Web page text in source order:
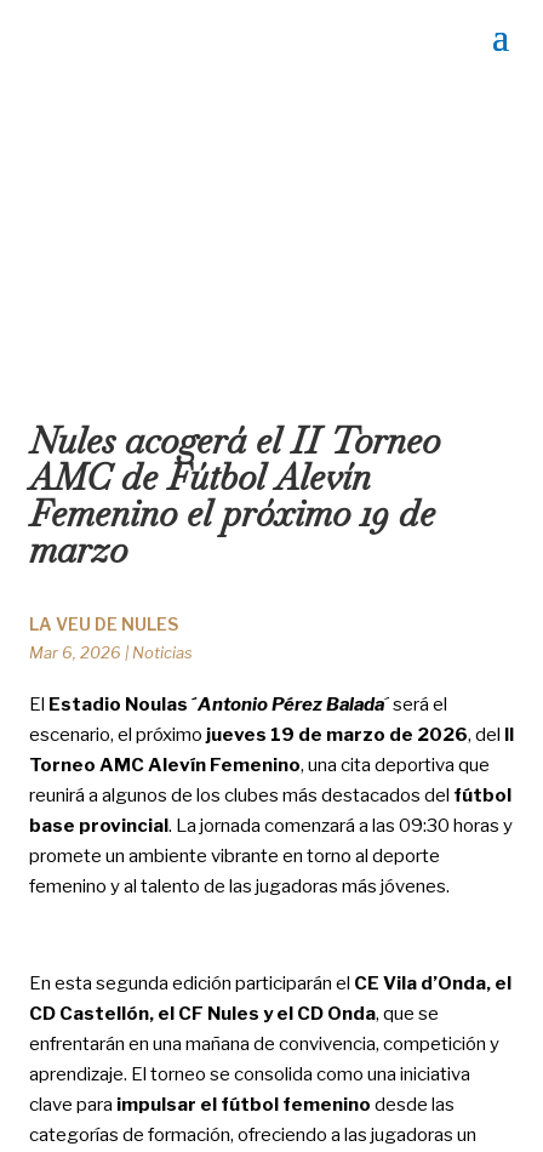
Nules acogerá el II Torneo
AMC de Fútbol Alevín
Femenino el próximo 19 de
marzo
LA VEU DE NULES
Mar 6, 2026 | Noticias
El Estadio Noulas ´Antonio Pérez Balada´ será el
escenario, el próximo jueves 19 de marzo de 2026, del II
Torneo AMC Alevín Femenino, una cita deportiva que
reunirá a algunos de los clubes más destacados del fútbol
base provincial. La jornada comenzará a las 09:30 horas y
promete un ambiente vibrante en torno al deporte
femenino y al talento de las jugadoras más jóvenes.
En esta segunda edición participarán el CE Vila d’Onda, el
CD Castellón, el CF Nules y el CD Onda, que se
enfrentarán en una mañana de convivencia, competición y
aprendizaje. El torneo se consolida como una iniciativa
clave para impulsar el fútbol femenino desde las
categorías de formación, ofreciendo a las jugadoras un